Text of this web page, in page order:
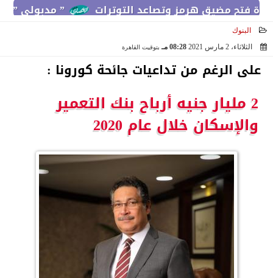
” مدبولى ” : القطار
البنوك
الثلاثاء، 2 مارس 2021
08:28 مـ بتوقيت القاهرة
على الرغم من تداعيات جائحة كورونا :
2 مليار جنيه أرباح بنك التعمير
والإسكان خلال عام 2020